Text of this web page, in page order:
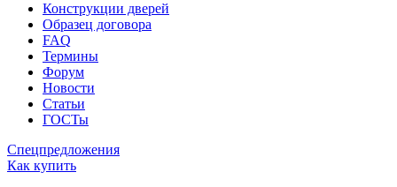
Конструкции дверей
Образец договора
FAQ
Термины
Форум
Новости
Статьи
ГОСТы
Спецпредложения
Как купить